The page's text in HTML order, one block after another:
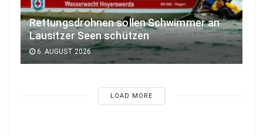
Rettungsdrohnen sollen Schwimmer an
Lausitzer Seen schützen
6. AUGUST 2026
LOAD MORE